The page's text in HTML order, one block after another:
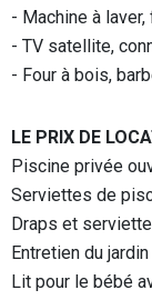
- Machine à
- TV satellite,
- Four à bois,
LE PRIX DE
Piscine privée
Serviettes de
Draps et
Entretien du
Lit pour le bébé